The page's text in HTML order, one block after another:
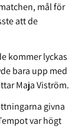
mål för
att de
kommer lyckas
bara upp med
Maja Viström.
givna
var högt